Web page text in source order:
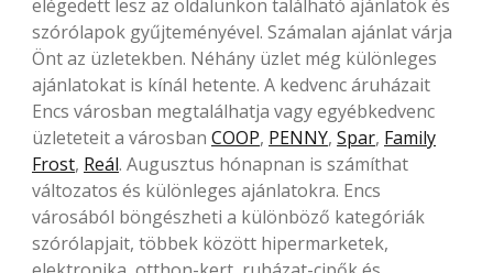
elégedett lesz az oldalunkon található ajánlatok és
szórólapok gyűjteményével. Számalan ajánlat várja
Önt az üzletekben. Néhány üzlet még különleges
ajánlatokat is kínál hetente. A kedvenc áruházait
Encs városban megtalálhatja vagy egyébkedvenc
üzleteteit a városban COOP, PENNY, Spar, Family
Frost, Reál. Augusztus hónapnan is számíthat
változatos és különleges ajánlatokra. Encs
városából böngészheti a különböző kategóriák
szórólapjait, többek között hipermarketek,